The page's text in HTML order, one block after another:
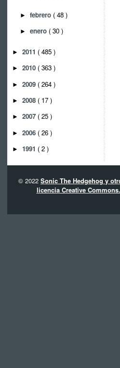
► febrero ( 48 )
► enero ( 30 )
► 2011 ( 485 )
► 2010 ( 363 )
► 2009 ( 264 )
► 2008 ( 17 )
► 2007 ( 25 )
► 2006 ( 26 )
► 1991 ( 2 )
© 2022 Sonic The Hedgehog y
licencia Creative